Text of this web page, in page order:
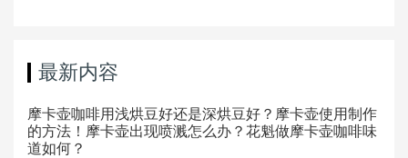
最新内容
摩卡壶咖啡用浅烘豆好还是深烘豆好？摩卡壶使用制作
的方法！摩卡壶出现喷溅怎么办？花魁做摩卡壶咖啡味
道如何？